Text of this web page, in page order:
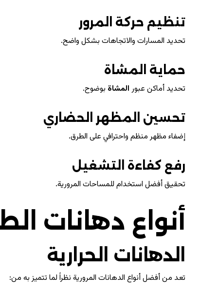
تنظيم حركة المرور
تحديد المسارات والاتجاهات بشكل واضح.
حماية المشاة
تحديد أماكن عبور المشاة بوضوح.
تحسين المظهر الحضاري
إضفاء مظهر منظم واحترافي على الطرق.
رفع كفاءة التشغيل
تحقيق أفضل استخدام للمساحات المرورية.
أنواع دهانات
الدهانات الحرارية
تعد من أفضل أنواع الدهانات المرورية نظراً لما تتميز به من: